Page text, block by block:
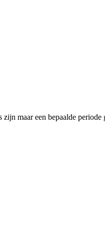
maar een bepaalde